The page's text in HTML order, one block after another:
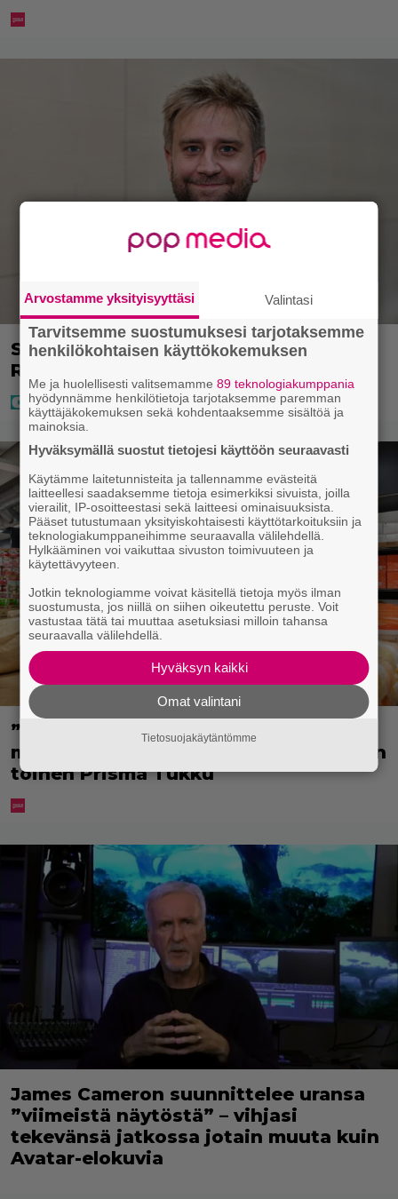
Seiska: Joel Harkimo ja Kastanja
Rauhala – Joel kertoo nyt kaiken
”Tavallista suurempia pakkauksia
myös perheille” – tänne aukee Suomen
toinen Prisma Tukku
James Cameron suunnittelee uransa
”viimeistä näytöstä” – vihjasi
tekevänsä jatkossa jotain muuta kuin
Avatar-elokuvia
Arvostamme yksityisyyttäsi Valintasi
Tarvitsemme suostumuksesi tarjotaksemme
henkilökohtaisen käyttökokemuksen
Me ja huolellisesti valitsemamme89 teknologiakumppania
hyödynnämme henkilötietoja tarjotaksemme paremman
käyttäjäkokemuksen sekä kohdentaaksemme sisältöä ja
mainoksia.
Hyväksymällä suostut tietojesi käyttöön seuraavasti
Käytämme laitetunnisteita ja tallennamme evästeitä
laitteellesi saadaksemme tietoja esimerkiksi sivuista, joilla
vierailit, IP-osoitteestasi sekä laitteesi ominaisuuksista.
Pääset tutustumaan yksityiskohtaisesti käyttötarkoituksiin ja
teknologiakumppaneihimme seuraavalla välilehdellä.
Hylkääminen voi vaikuttaa sivuston toimivuuteen ja
käytettävyyteen.
Jotkin teknologiamme voivat käsitellä tietoja myös ilman
suostumusta, jos niillä on siihen oikeutettu peruste. Voit
vastustaa tätä tai muuttaa asetuksiasi milloin tahansa
seuraavalla välilehdellä.
Hyväksyn kaikki
Omat valintani
Tietosuojakäytäntömme